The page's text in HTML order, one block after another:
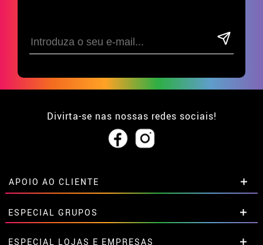
Divirta-se nas nossas redes sociais!
APOIO AO CLIENTE
• Sobre nós
• Condições de venda
• Aviso legal ePrivacidade
ESPECIAL GRUPOS
Descontos especiais para grupos.
ESPECIAL LOJAS E EMPRESAS